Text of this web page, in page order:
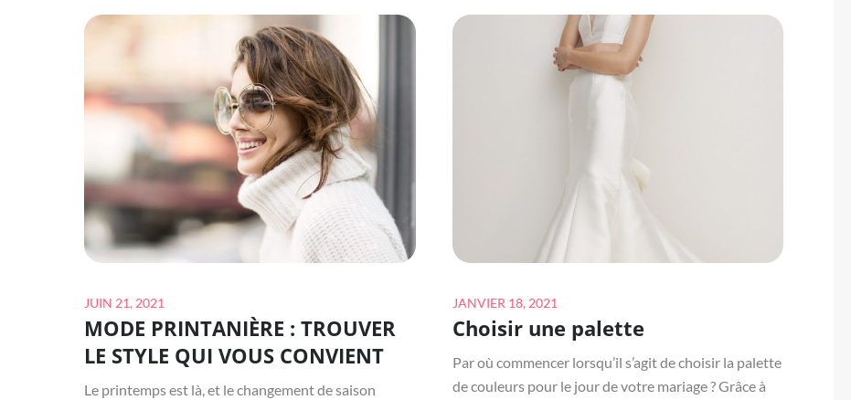
PERSONNEL
SALON
UN
TEST
DE
MÈCHES
COULEUR
D’ÉTÉ
Posted
on
JUIN 21, 2021
MODE PRINTANIÈRE : TROUVER
LE STYLE QUI VOUS CONVIENT
Le printemps est là, et le changement de saison
Posted
on
JANVIER 18, 2021
Choisir une palette
Par où commencer lorsqu’il s’agit de choisir la palette
de couleurs pour le jour de votre mariage ? Grâce à